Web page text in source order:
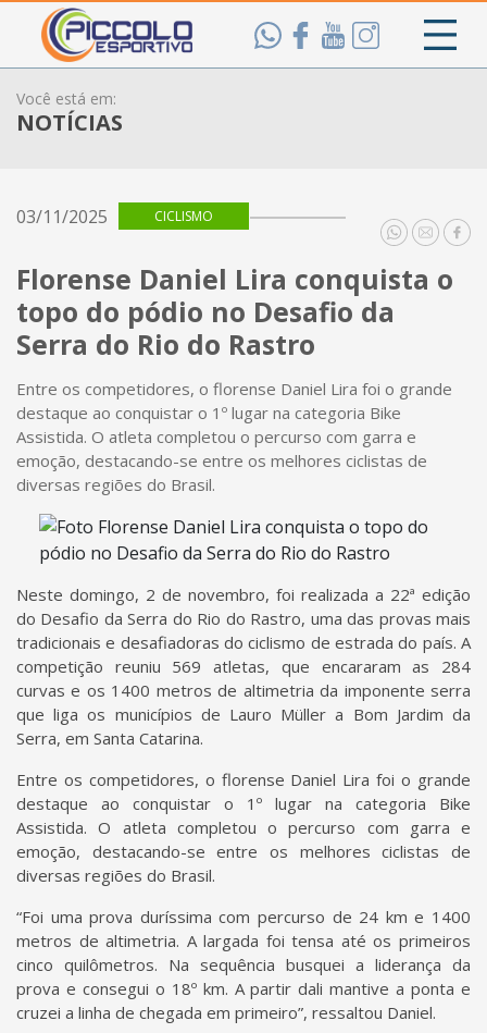
Você está em:
NOTÍCIAS
03/11/2025 CICLISMO
Florense Daniel Lira conquista o
topo do pódio no Desafio da
Serra do Rio do Rastro
Entre os competidores, o florense Daniel Lira foi o grande
destaque ao conquistar o 1º lugar na categoria Bike
Assistida. O atleta completou o percurso com garra e
emoção, destacando-se entre os melhores ciclistas de
diversas regiões do Brasil.
Neste domingo, 2 de novembro, foi realizada a 22ª edição
do Desafio da Serra do Rio do Rastro, uma das provas mais
tradicionais e desafiadoras do ciclismo de estrada do país. A
competição reuniu 569 atletas, que encararam as 284
curvas e os 1400 metros de altimetria da imponente serra
que liga os municípios de Lauro Müller a Bom Jardim da
Serra, em Santa Catarina.
Entre os competidores, o florense Daniel Lira foi o grande
destaque ao conquistar o 1º lugar na categoria Bike
Assistida. O atleta completou o percurso com garra e
emoção, destacando-se entre os melhores ciclistas de
diversas regiões do Brasil.
“Foi uma prova duríssima com percurso de 24 km e 1400
metros de altimetria. A largada foi tensa até os primeiros
cinco quilômetros. Na sequência busquei a liderança da
prova e consegui o 18º km. A partir dali mantive a ponta e
cruzei a linha de chegada em primeiro”, ressaltou Daniel.